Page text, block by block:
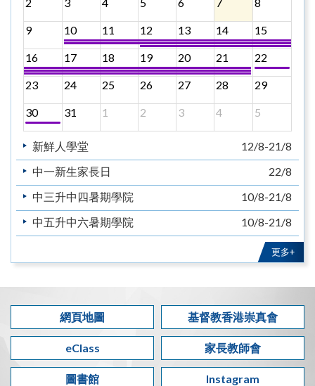
9 10 11 12 13 14 15
16 17 18 19 20 21 22
23 24 25 26 27 28 29
30 31 1 2 3 4 5
新鮮人學堂
12/8-21/8
中一新生家長日
22/8
中三升中四暑期學院
10/8-21/8
中五升中六暑期學院
10/8-21/8
30/8
更多+
網頁地圖 基督教香港崇真會
eClass 家長教師會
圖書館 Instagram